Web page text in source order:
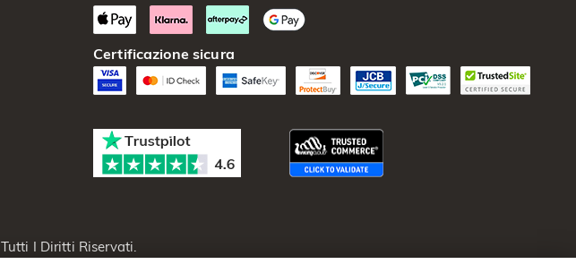
Certificazione sicura
. Tutti I Diritti Riservati.